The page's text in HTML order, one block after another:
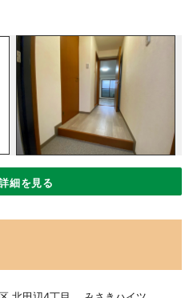
細を見る